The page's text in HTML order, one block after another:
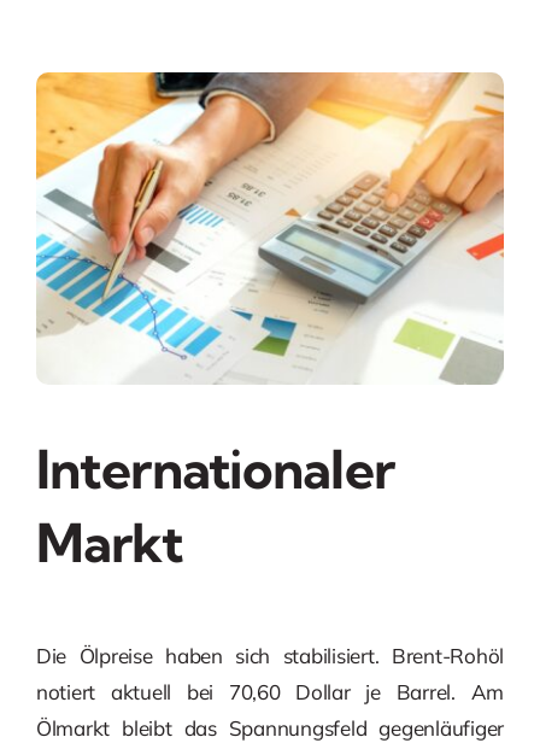
Internationaler
Markt
Die Ölpreise haben sich stabilisiert. Brent-Rohöl
notiert aktuell bei 70,60 Dollar je Barrel. Am
Ölmarkt bleibt das Spannungsfeld gegenläufiger